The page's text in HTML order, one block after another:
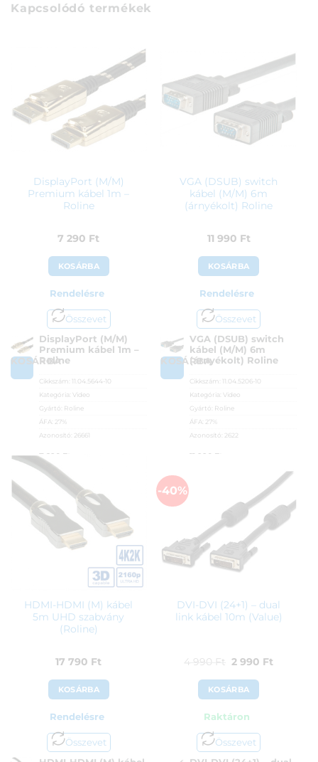
Kapcsolódó termékek
DisplayPort (M/M)
Premium kábel 1m –
Roline
7 290 Ft
KOSÁRBA
Rendelésre
Összevet
KOSÁRBA
DisplayPort (M/M)
Premium kábel 1m –
Roline
Cikkszám: 11.04.5644-10
Kategória:Video
Gyártó: Roline
ÁFA:
27%
Azonosító:
26661
7 290 Ft
VGA (DSUB) switch
kábel (M/M) 6m
(árnyékolt) Roline
11 990 Ft
KOSÁRBA
Rendelésre
Összevet
KOSÁRBA
VGA (DSUB) switch
kábel (M/M) 6m
(árnyékolt) Roline
Cikkszám: 11.04.5206-10
Kategória: Video
Gyártó: Roline
ÁFA:
27%
Azonosító:
2622
11 990 Ft
HDMI-HDMI (M) kábel
5m UHD szabvány
(Roline)
17 790 Ft
KOSÁRBA
Rendelésre
Összevet
-40%
DVI-DVI (24+1) – dual
link kábel 10m (Value)
4 990 Ft Original
price
was:
4
990 Ft.
2 990 Ft
KOSÁRBA
Raktáron
Összevet